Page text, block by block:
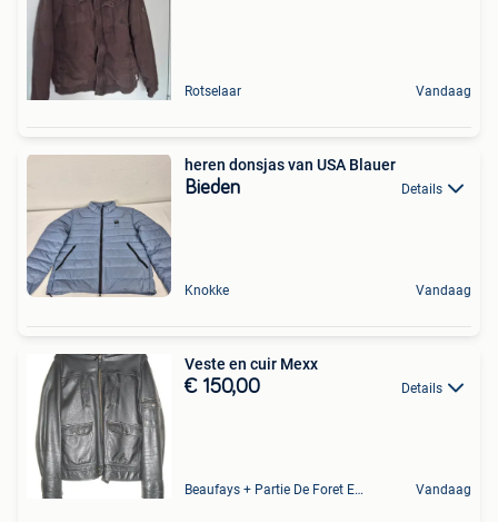
Rotselaar Vandaag
heren donsjas van USA Blauer
Bieden Details
Knokke Vandaag
Veste en cuir Mexx
€ 150,00 Details
Beaufays + Partie De Foret Et De Tilff Vandaag